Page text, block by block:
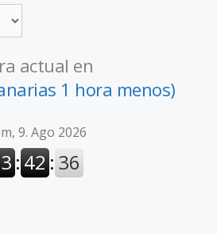
actual en
1 hora menos)